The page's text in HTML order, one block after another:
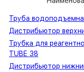
Труба
Дистрибьютор
Трубка для
TUBE 38
Дистрибьютор